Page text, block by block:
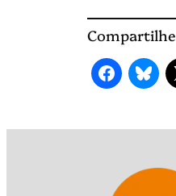
Compartilhe